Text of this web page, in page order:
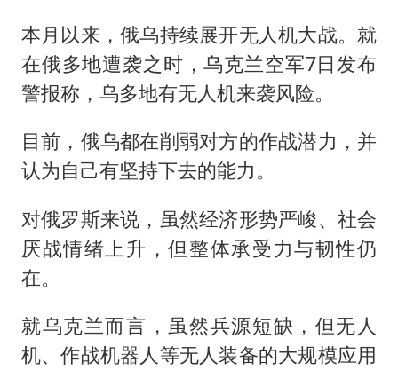
本月以来，俄乌持续展开无人机大战。就
在俄多地遭袭之时，乌克兰空军7日发布
警报称，乌多地有无人机来袭风险。
目前，俄乌都在削弱对方的作战潜力，并
认为自己有坚持下去的能力。
对俄罗斯来说，虽然经济形势严峻、社会
厌战情绪上升，但整体承受力与韧性仍
在。
就乌克兰而言，虽然兵源短缺，但无人
机、作战机器人等无人装备的大规模应用